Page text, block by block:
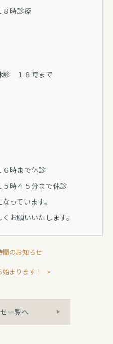
時診療
１８時まで
時まで休診
時４５分まで休診
っています。
お願いいたします。
のお知らせ
まります！
»
一覧へ